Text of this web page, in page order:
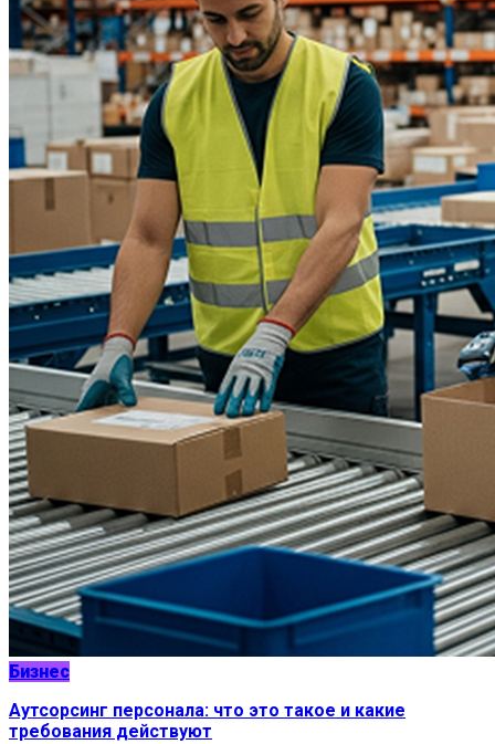
Бизнес
Аутсорсинг персонала: что это такое и какие
требования действуют